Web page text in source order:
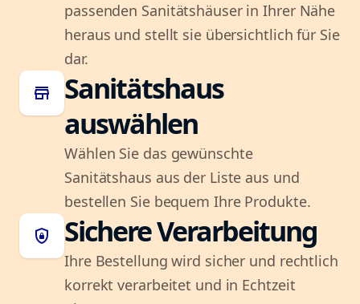
passenden Sanitätshäuser in Ihrer Nähe
heraus und stellt sie übersichtlich für Sie
dar.
store
Sanitätshaus
auswählen
Wählen Sie das gewünschte
Sanitätshaus aus der Liste aus und
bestellen Sie bequem Ihre Produkte.
shield_lock Sichere Verarbeitung
Ihre Bestellung wird sicher und rechtlich
korrekt verarbeitet und in Echtzeit